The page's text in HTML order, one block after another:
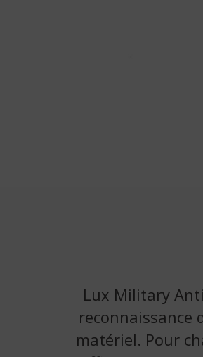
Lux Military
reconnaissance
matériel. Pour